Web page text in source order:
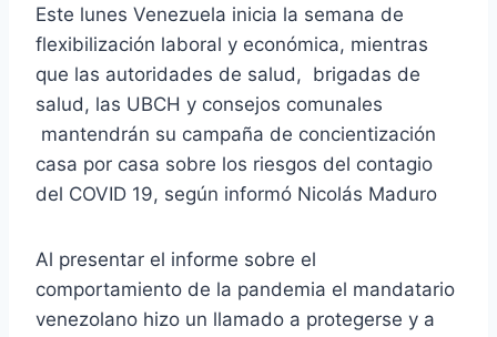
Este lunes Venezuela inicia la semana de
flexibilización laboral y económica, mientras
que las autoridades de salud, brigadas de
salud, las UBCH y consejos comunales
mantendrán su campaña de concientización
casa por casa sobre los riesgos del contagio
del COVID 19, según informó Nicolás Maduro
Al presentar el informe sobre el
comportamiento de la pandemia el mandatario
venezolano hizo un llamado a protegerse y a